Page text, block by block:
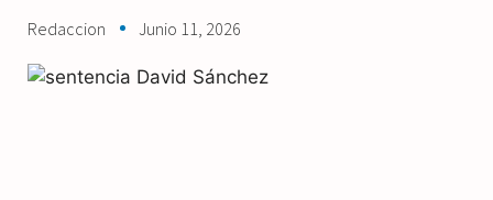
Redaccion Junio 11, 2026